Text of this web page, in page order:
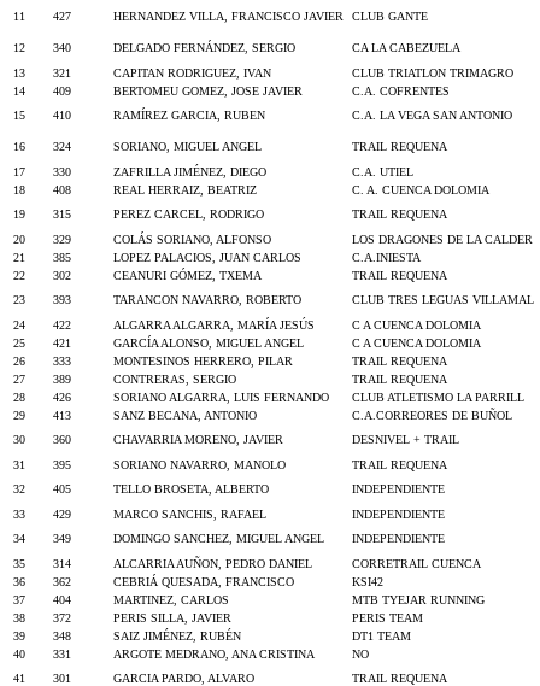
11
427 HERNANDEZ VILLA, FRANCISCO JAVIER CLUB GANTE
12 340 DELGADO FERNÁNDEZ, SERGIO
CA LA CABEZUELA
13
321 CAPITAN RODRIGUEZ, IVAN
CLUB TRIATLON TRIMAGRO
14
409 BERTOMEU GOMEZ, JOSE JAVIER
C.A. COFRENTES
15
410 RAMÍREZ GARCIA, RUBEN C.A. LA VEGA SAN ANTONIO
16 324 SORIANO, MIGUEL ANGEL
TRAIL REQUENA
17
330 ZAFRILLA JIMÉNEZ, DIEGO
C.A. UTIEL
18
408 REAL HERRAIZ, BEATRIZ
C. A. CUENCA DOLOMIA
19
315 PEREZ CARCEL, RODRIGO
TRAIL REQUENA
20
329 COLÁS SORIANO, ALFONSO
LOS DRAGONES DE LA CALDER
21
385 LOPEZ PALACIOS, JUAN CARLOS
C.A.INIESTA
22
302 CEANURI GÓMEZ, TXEMA
TRAIL REQUENA
23
393 TARANCON NAVARRO, ROBERTO
CLUB TRES LEGUAS VILLAMAL
24
422 ALGARRA ALGARRA, MARÍA JESÚS
C A CUENCA DOLOMIA
25
421 GARCÍA ALONSO, MIGUEL ANGEL
C A CUENCA DOLOMIA
26
333 MONTESINOS HERRERO, PILAR
TRAIL REQUENA
27
389 CONTRERAS, SERGIO
TRAIL REQUENA
28
426 SORIANO ALGARRA, LUIS FERNANDO
CLUB ATLETISMO LA PARRILL
29
413 SANZ BECANA, ANTONIO
C.A.CORREORES DE BUÑOL
30
360 CHAVARRIA MORENO, JAVIER
DESNIVEL + TRAIL
31
395 SORIANO NAVARRO, MANOLO
TRAIL REQUENA
32
405 TELLO BROSETA, ALBERTO
INDEPENDIENTE
33
429 MARCO SANCHIS, RAFAEL
INDEPENDIENTE
34
349 DOMINGO SANCHEZ, MIGUEL ANGEL
INDEPENDIENTE
35
314 ALCARRIA AUÑON, PEDRO DANIEL
CORRETRAIL CUENCA
36
362 CEBRIÁ QUESADA, FRANCISCO
KSI42
37
404 MARTINEZ, CARLOS
MTB TYEJAR RUNNING
38
372 PERIS SILLA, JAVIER
PERIS TEAM
39
348 SAIZ JIMÉNEZ, RUBÉN
DT1 TEAM
40
331 ARGOTE MEDRANO, ANA CRISTINA
NO
41
301 GARCIA PARDO, ALVARO TRAIL REQUENA